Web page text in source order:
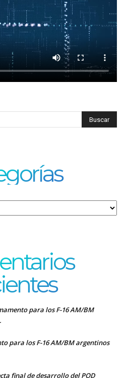
para los F-16 AM/BM
para los F-16 AM/BM argentinos
final de desarrollo del POD